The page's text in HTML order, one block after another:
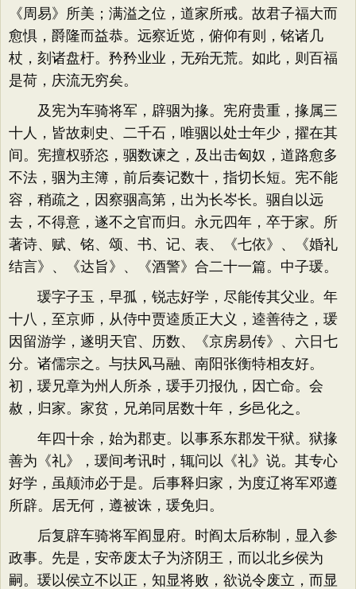
《周易》所美；满溢之位，道家所戒。故君子福大而
愈惧，爵隆而益恭。远察近览，俯仰有则，铭诸几
杖，刻诸盘杅。矜矜业业，无殆无荒。如此，则百福
是荷，庆流无穷矣。
及宪为车骑将军，辟骃为掾。宪府贵重，掾属三
十人，皆故刺史、二千石，唯骃以处士年少，擢在其
间。宪擅权骄恣，骃数谏之，及出击匈奴，道路愈多
不法，骃为主簿，前后奏记数十，指切长短。宪不能
容，稍疏之，因察骃高第，出为长岑长。骃自以远
去，不得意，遂不之官而归。永元四年，卒于家。所
著诗、赋、铭、颂、书、记、表、《七依》、《婚礼
结言》、《达旨》、《酒警》合二十一篇。中子瑗。
瑗字子玉，早孤，锐志好学，尽能传其父业。年
十八，至京师，从侍中贾逵质正大义，逵善待之，瑗
因留游学，遂明天官、历数、《京房易传》、六日七
分。诸儒宗之。与扶风马融、南阳张衡特相友好。
初，瑗兄章为州人所杀，瑗手刃报仇，因亡命。会
赦，归家。家贫，兄弟同居数十年，乡邑化之。
年四十余，始为郡吏。以事系东郡发干狱。狱掾
善为《礼》，瑗间考讯时，辄问以《礼》说。其专心
好学，虽颠沛必于是。后事释归家，为度辽将军邓遵
所辟。居无何，遵被诛，瑗免归。
后复辟车骑将军阎显府。时阎太后称制，显入参
政事。先是，安帝废太子为济阴王，而以北乡侯为
嗣。瑗以侯立不以正，知显将败，欲说令废立，而显